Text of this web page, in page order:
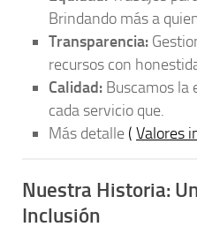
Brindando más a
Transparencia:
recursos con
Calidad: Buscamos la
cada servicio que.
Más detalle ( Valores
Nuestra Historia:
Inclusión